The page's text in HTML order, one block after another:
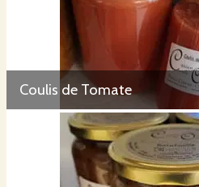
Coulis de Tomate